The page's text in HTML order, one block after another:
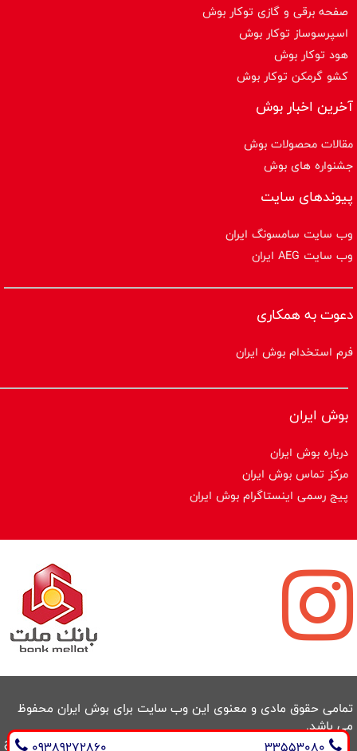
صفحه برقی و گازی توکار بوش
اسپرسوساز توكار بوش
هود توکار بوش
کشو گرمکن توکار بوش
آخرین اخبار بوش
مقالات محصولات بوش
جشنواره های بوش
پیوندهای سایت
وب سایت سامسونگ ایران
وب سایت AEG ایران
دعوت به همکاری
فرم استخدام بوش ایران
بوش ایران
درباره بوش ایران
مرکز تماس بوش ایران
پیج رسمی اینستاگرام بوش ایران
تمامی حقوق مادی و معنوی این وب سایت برای بوش ایران محفوظ
می باشد.
طراحی سایت و سئو : ایران طراح